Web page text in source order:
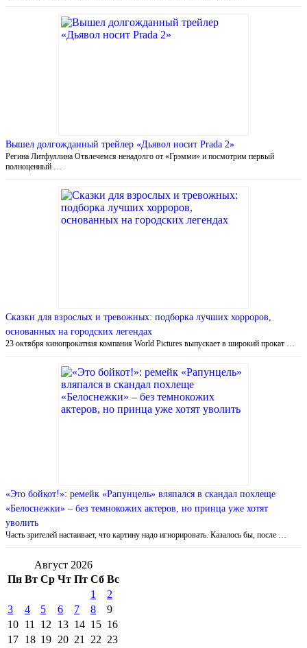
Вышел долгожданный трейлер «Дьявол носит Prada 2»
Регина Литфуллина Отвлечемся ненадолго от «Грэмми» и посмотрим первый
полноценный …
Сказки для взрослых и тревожных: подборка лучших хорроров,
основанных на городских легендах
23 октября кинопрокатная компания World Pictures выпускает в широкий прокат …
«Это бойкот!»: ремейк «Рапунцель» вляпался в скандал похлеще
«Белоснежки» – без темнокожих актеров, но принца уже хотят
уволить
Часть зрителей настаивает, что картину надо игнорировать. Казалось бы, после …
Август 2026
Пн Вт Ср Чт Пт Сб Вс
1
2
3
4 5 6 7 8
9
10 11 12 13 14 15 16
17 18 19 20 21 22 23